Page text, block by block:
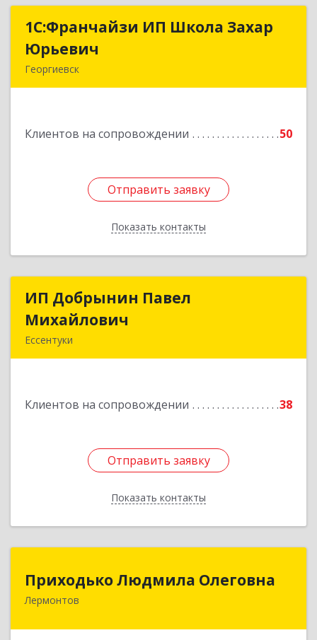
1С:Франчайзи ИП Школа Захар
Юрьевич
Георгиевск
Клиентов на сопровождении 50
Отправить заявку
Показать контакты
1С:Франчайзи ИП Школа Захар
Отправить заявку
Назад
ИП Добрынин Павел
Михайлович
Ессентуки
Клиентов на сопровождении 38
Отправить заявку
Показать контакты
ИП Добрынин Павел
Отправить заявку
Назад
Приходько Людмила Олеговна
Лермонтов
357341, Лермонтов г, П.Лумумбы ул, дом №